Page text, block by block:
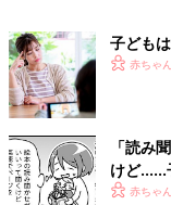
子ども
赤ちゃ
「読み
けど……
う子育て
赤ちゃ